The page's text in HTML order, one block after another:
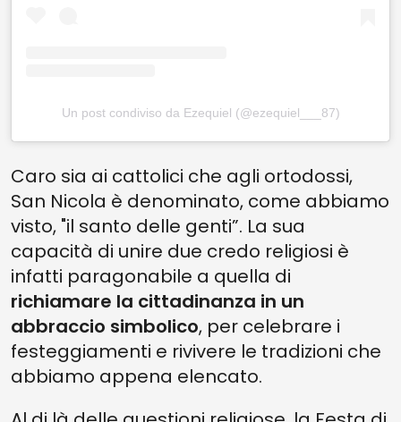
Un post condiviso da Ezequiel (@ezequiel___87)
Caro sia ai cattolici che agli ortodossi,
San Nicola è denominato, come abbiamo
visto, "il santo delle genti”. La sua
capacità di unire due credo religiosi è
infatti paragonabile a quella di
richiamare la cittadinanza in un
abbraccio simbolico, per celebrare i
festeggiamenti e rivivere le tradizioni che
abbiamo appena elencato.